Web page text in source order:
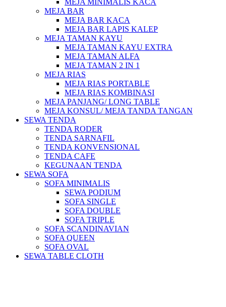
MEJA MINIMALIS KACA
MEJA BAR
MEJA BAR KACA
MEJA BAR LAPIS KALEP
MEJA TAMAN KAYU
MEJA TAMAN KAYU EXTRA
MEJA TAMAN ALFA
MEJA TAMAN 2 IN 1
MEJA RIAS
MEJA RIAS PORTABLE
MEJA RIAS KOMBINASI
MEJA PANJANG/ LONG TABLE
MEJA KONSUL/ MEJA TANDA TANGAN
SEWA TENDA
TENDA RODER
TENDA SARNAFIL
TENDA KONVENSIONAL
TENDA CAFE
KEGUNAAN TENDA
SEWA SOFA
SOFA MINIMALIS
SEWA PODIUM
SOFA SINGLE
SOFA DOUBLE
SOFA TRIPLE
SOFA SCANDINAVIAN
SOFA QUEEN
SOFA OVAL
SEWA TABLE CLOTH